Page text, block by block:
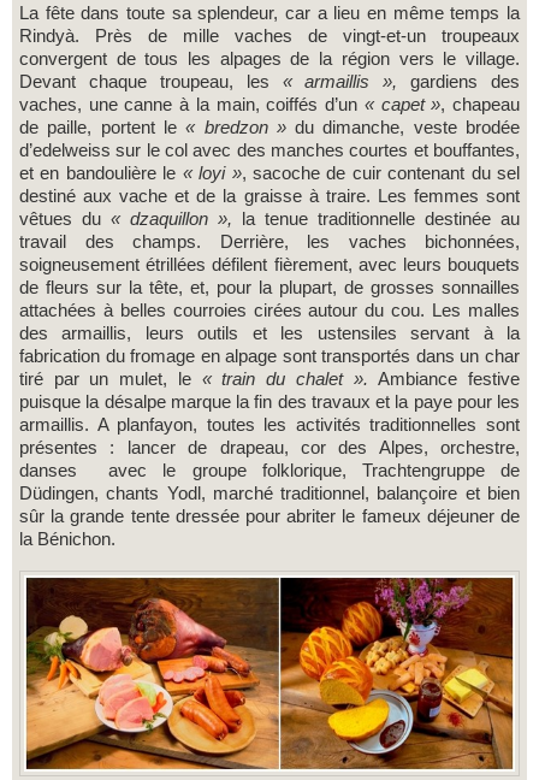
La fête dans toute sa splendeur, car a lieu en même temps la
Rindyà. Près de mille vaches de vingt-et-un troupeaux
convergent de tous les alpages de la région vers le village.
Devant chaque troupeau, les « armaillis », gardiens des
vaches, une canne à la main, coiffés d’un « capet », chapeau
de paille, portent le« bredzon »du dimanche, veste brodée
d’edelweiss sur le col avec des manches courtes et bouffantes,
et en bandoulière le « loyi », sacoche de cuir contenant du sel
destiné aux vache et de la graisse à traire. Les femmes sont
vêtues du « dzaquillon », la tenue traditionnelle destinée au
travail des champs. Derrière, les vaches bichonnées,
soigneusement étrillées défilent fièrement, avec leurs bouquets
de fleurs sur la tête, et, pour la plupart, de grosses sonnailles
attachées à belles courroies cirées autour du cou. Les malles
des armaillis, leurs outils et les ustensiles servant à la
fabrication du fromage en alpage sont transportés dans un char
tiré par un mulet, le « train du chalet ».Ambiance festive
puisque la désalpe marque la fin des travaux et la paye pour les
armaillis. A planfayon, toutes les activités traditionnelles sont
présentes : lancer de drapeau, cor des Alpes, orchestre,
danses avec le groupe folklorique, Trachtengruppe de
Düdingen, chants Yodl, marché traditionnel, balançoire et bien
sûr la grande tente dressée pour abriter le fameux déjeuner de
la Bénichon.